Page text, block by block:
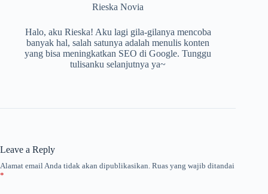
Rieska Novia
Halo, aku Rieska! Aku lagi gila-gilanya mencoba
banyak hal, salah satunya adalah menulis konten
yang bisa meningkatkan SEO di Google. Tunggu
tulisanku selanjutnya ya~
Leave a Reply
Alamat email Anda tidak akan dipublikasikan. Ruas yang wajib ditandai
*